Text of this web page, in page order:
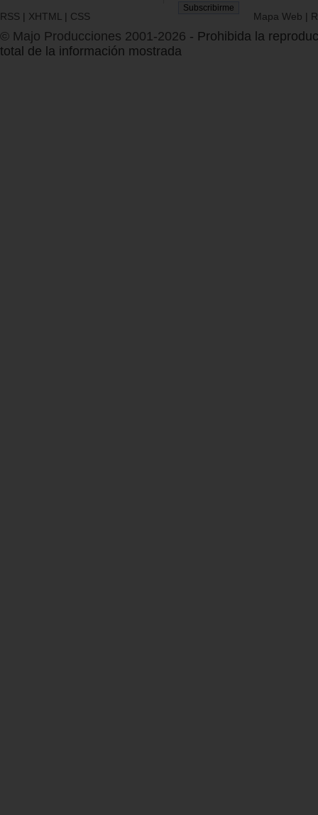
RSS | XHTML | CSS Mapa Web |
© Majo Producciones 2001-2026 - Prohibida la
total de la información mostrada